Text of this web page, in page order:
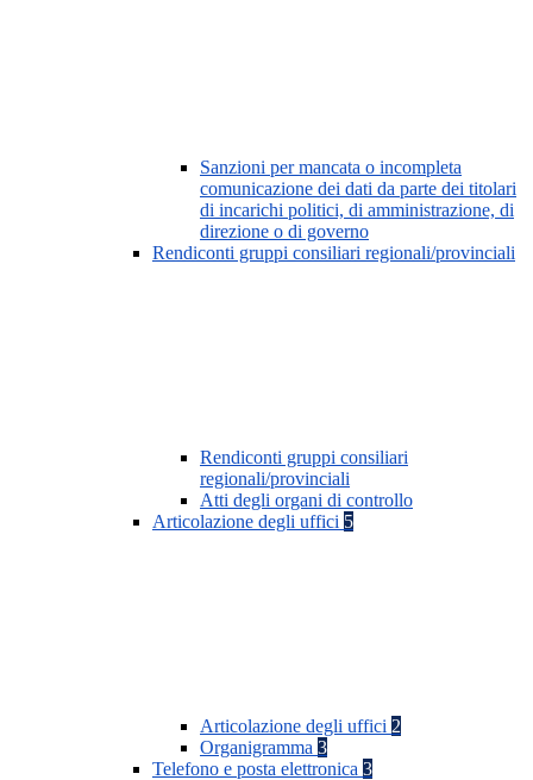
Sanzioni per mancata o incompleta
comunicazione dei dati da parte dei titolari
di incarichi politici, di amministrazione, di
direzione o di governo
Rendiconti gruppi consiliari regionali/provinciali
Rendiconti gruppi consiliari
regionali/provinciali
Atti degli organi di controllo
Articolazione degli uffici 5
Articolazione degli uffici 2
Organigramma 3
Telefono e posta elettronica 3